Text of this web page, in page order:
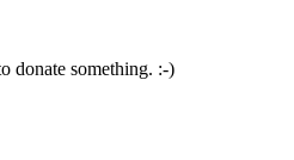
donate something. :-)